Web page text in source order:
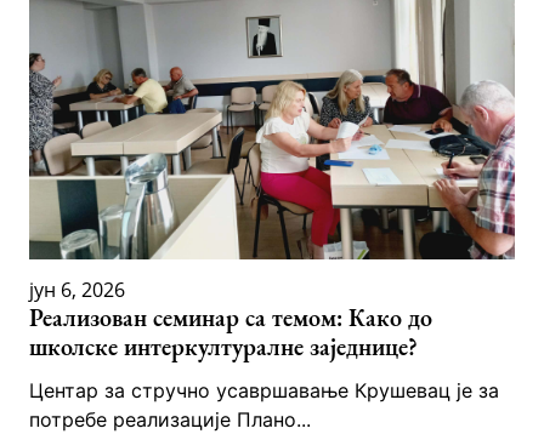
јун 6, 2026
Реализован семинар са темом: Како до
школске интеркултуралне заједнице?
Центар за стручно усавршавање Крушевац је за
потребе реализације Плано...